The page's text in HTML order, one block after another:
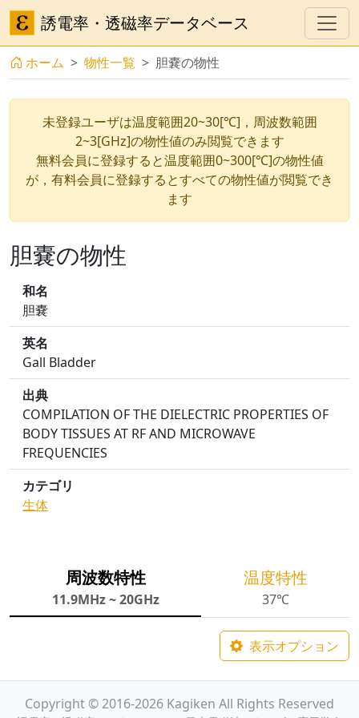
誘電率・透磁率データベース
ホーム 物性一覧 胆嚢の物性
未登録ユーザは温度範囲20~30[℃]，周波数範囲
2~3[GHz]の物性値のみ閲覧できます
無料会員に登録すると温度範囲0~300[℃]の物性値
が，有料会員に登録するとすべての物性値が閲覧でき
ます
胆嚢の物性
和名
胆嚢
英名
Gall Bladder
出典
COMPILATION OF THE DIELECTRIC PROPERTIES OF
BODY TISSUES AT RF AND MICROWAVE
FREQUENCIES
カテゴリ
生体
周波数特性
11.9MHz ~ 20GHz
温度特性
37℃
表示オプション
Copyright © 2016-2026 Kagiken All Rights Reserved